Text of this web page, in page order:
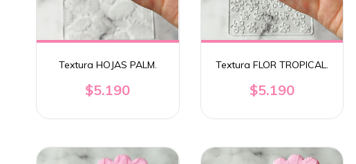
Textura HOJAS PALM.
$5.190
Textura FLOR TROPICAL.
$5.190